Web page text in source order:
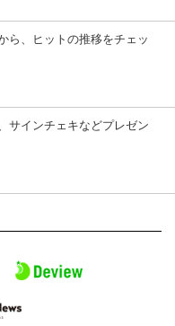
ら、ヒットの推移をチェッ
サインチェキなどプレゼン